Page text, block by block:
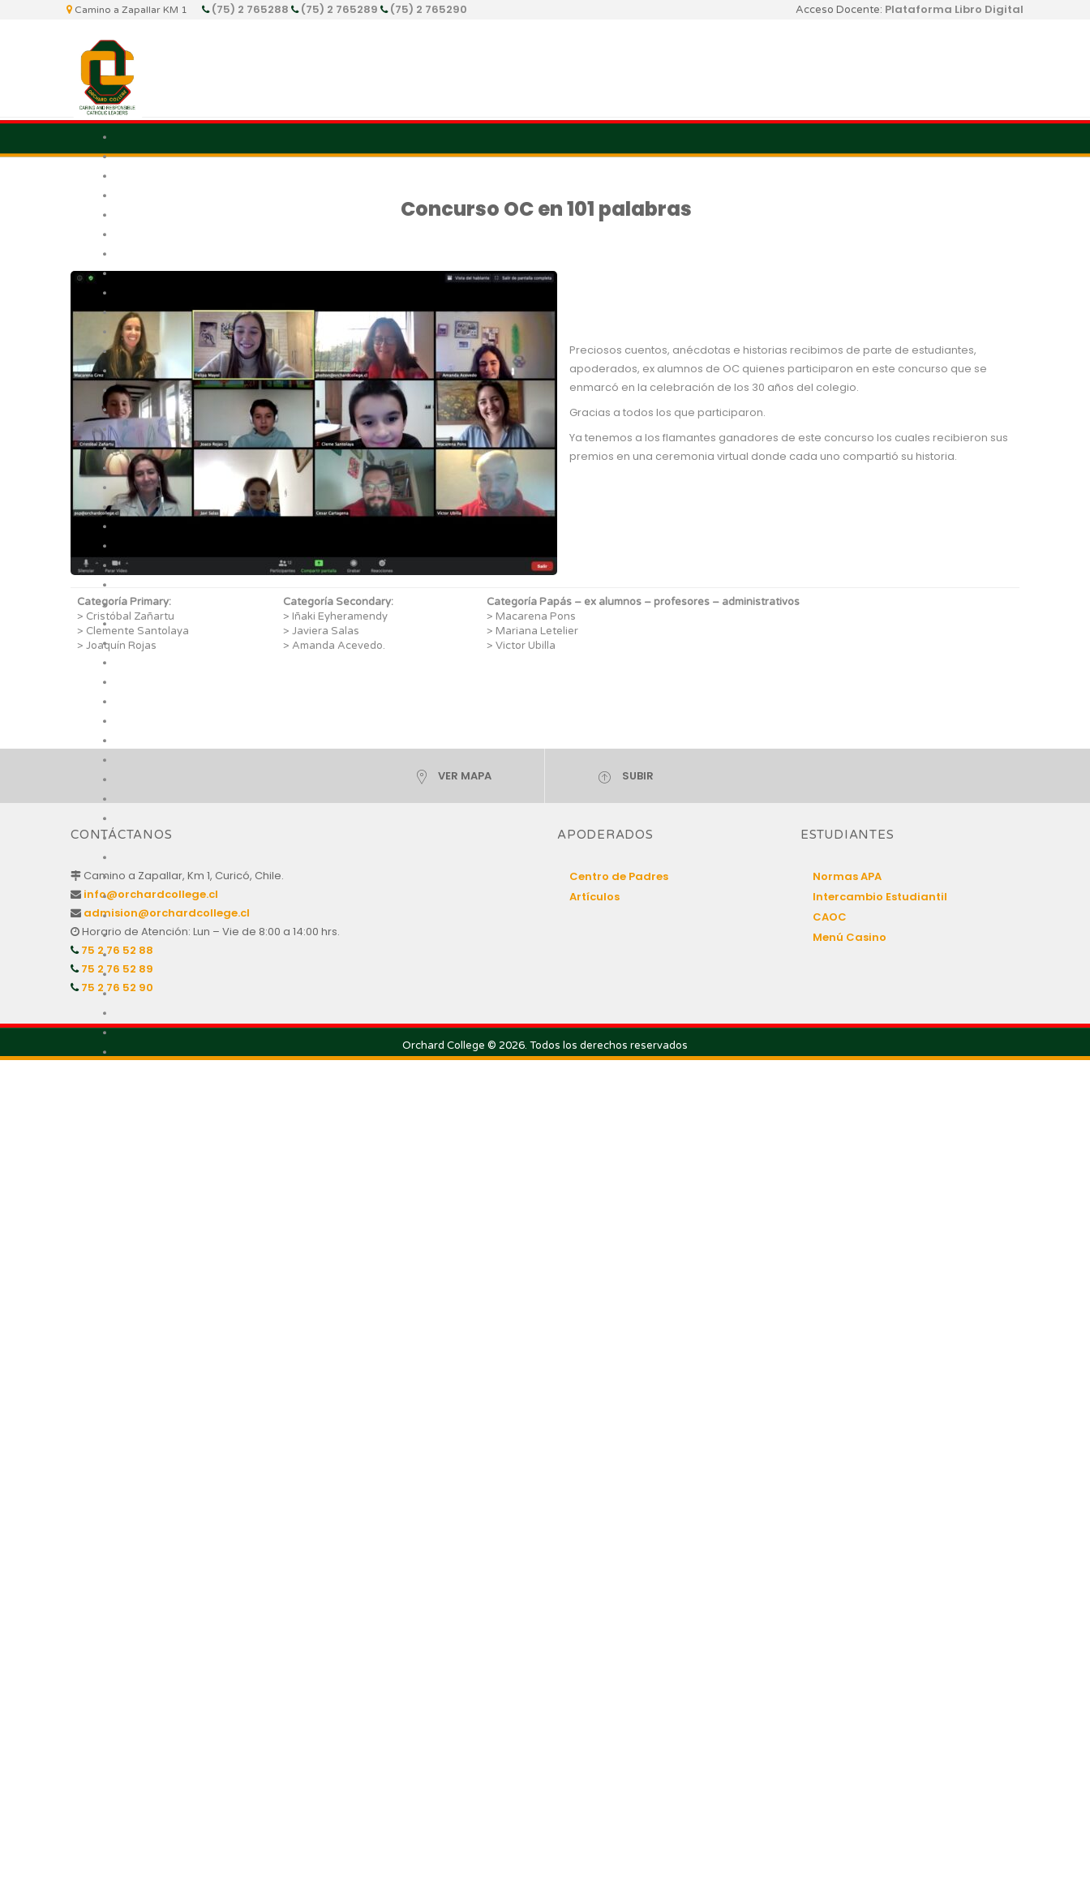
Camino a Zapallar KM 1 (75) 2 765288 (75) 2 765289 (75) 2 765290 Acceso Docente: Plataforma Libro Digital
Concurso OC en 101 palabras
Preciosos cuentos, anécdotas e historias recibimos de parte de estudiantes,
apoderados, ex alumnos de OC quienes participaron en este concurso que se
enmarcó en la celebración de los 30 años del colegio.
Gracias a todos los que participaron.
Ya tenemos a los flamantes ganadores de este concurso los cuales recibieron sus
premios en una ceremonia virtual donde cada uno compartió su historia.
Categoría Primary:
> Cristóbal Zañartu
> Clemente Santolaya
> Joaquín Rojas
Categoría Secondary:
> Iñaki Eyheramendy
> Javiera Salas
> Amanda Acevedo.
Categoría Papás – ex alumnos – profesores – administrativos
> Macarena Pons
> Mariana Letelier
> Victor Ubilla
VER MAPA SUBIR
CONTÁCTANOS
Camino a Zapallar, Km 1, Curicó, Chile.
info@orchardcollege.cl
admision@orchardcollege.cl
Horario de Atención: Lun – Vie de 8:00 a 14:00 hrs.
75 2 76 52 88
75 2 76 52 89
75 2 76 52 90
APODERADOS
Centro de Padres
Artículos
ESTUDIANTES
Normas APA
Intercambio Estudiantil
CAOC
Menú Casino
Orchard College © 2026. Todos los derechos reservados